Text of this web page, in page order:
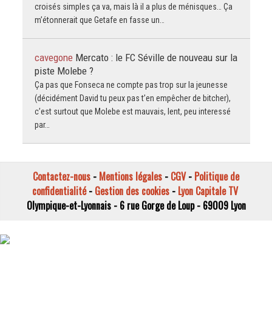
croisés simples ça va, mais là il a plus de ménisques… Ça
m’étonnerait que Getafe en fasse un…
cavegone Mercato : le FC Séville de nouveau sur la
piste Molebe ?
Ça pas que Fonseca ne compte pas trop sur la jeunesse
(décidément David tu peux pas t’en empêcher de bitcher),
c’est surtout que Molebe est mauvais, lent, peu interessé
par…
Contactez-nous - Mentions légales - CGV- Politique de
confidentialité- Gestion des cookies- Lyon Capitale TV
Olympique-et-Lyonnais - 6 rue Gorge de Loup - 69009 Lyon